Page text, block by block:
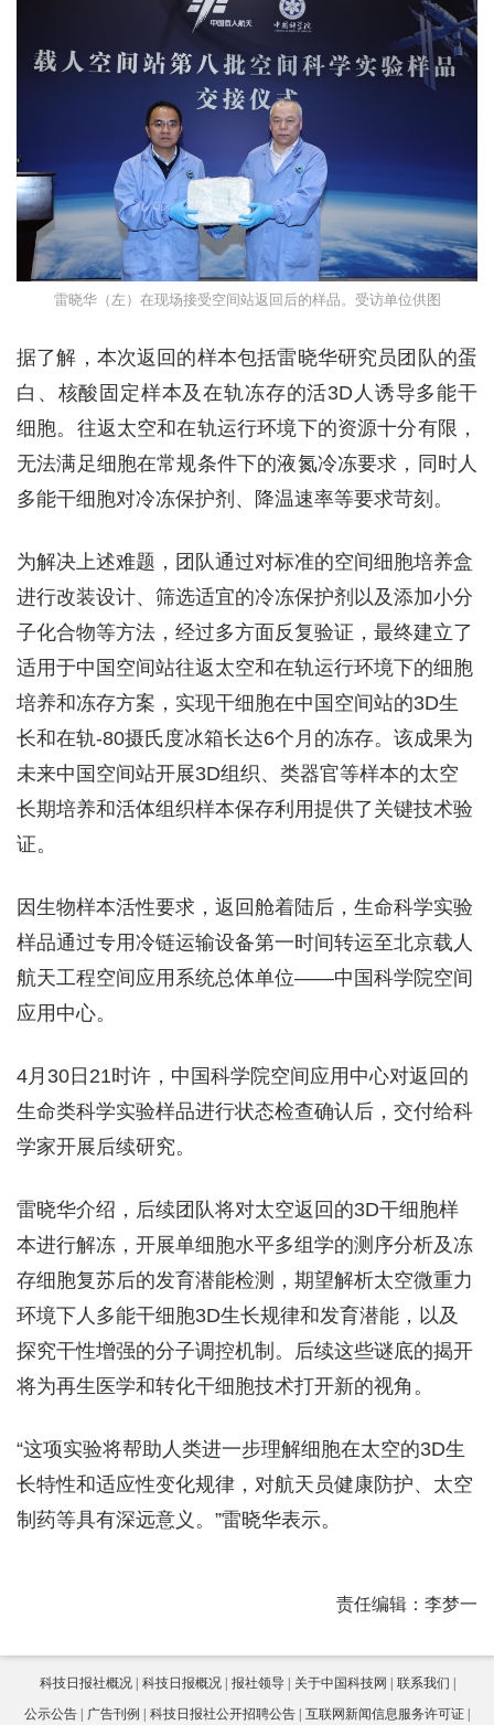
雷晓华（左）在现场接受空间站返回后的样品。受访单位供图
据了解，本次返回的样本包括雷晓华研究员团队的蛋
白、核酸固定样本及在轨冻存的活3D人诱导多能干
细胞。往返太空和在轨运行环境下的资源十分有限，
无法满足细胞在常规条件下的液氮冷冻要求，同时人
多能干细胞对冷冻保护剂、降温速率等要求苛刻。
为解决上述难题，团队通过对标准的空间细胞培养盒
进行改装设计、筛选适宜的冷冻保护剂以及添加小分
子化合物等方法，经过多方面反复验证，最终建立了
适用于中国空间站往返太空和在轨运行环境下的细胞
培养和冻存方案，实现干细胞在中国空间站的3D生
长和在轨-80摄氏度冰箱长达6个月的冻存。该成果为
未来中国空间站开展3D组织、类器官等样本的太空
长期培养和活体组织样本保存利用提供了关键技术验
证。
因生物样本活性要求，返回舱着陆后，生命科学实验
样品通过专用冷链运输设备第一时间转运至北京载人
航天工程空间应用系统总体单位——中国科学院空间
应用中心。
4月30日21时许，中国科学院空间应用中心对返回的
生命类科学实验样品进行状态检查确认后，交付给科
学家开展后续研究。
雷晓华介绍，后续团队将对太空返回的3D干细胞样
本进行解冻，开展单细胞水平多组学的测序分析及冻
存细胞复苏后的发育潜能检测，期望解析太空微重力
环境下人多能干细胞3D生长规律和发育潜能，以及
探究干性增强的分子调控机制。后续这些谜底的揭开
将为再生医学和转化干细胞技术打开新的视角。
“这项实验将帮助人类进一步理解细胞在太空的3D生
长特性和适应性变化规律，对航天员健康防护、太空
制药等具有深远意义。”雷晓华表示。
责任编辑：李梦一
科技日报社概况 科技日报概况 报社领导 关于中国科技网
联系我们
公示公告
广告刊例 科技日报社公开招聘公告 互联网新闻信息服务许可证